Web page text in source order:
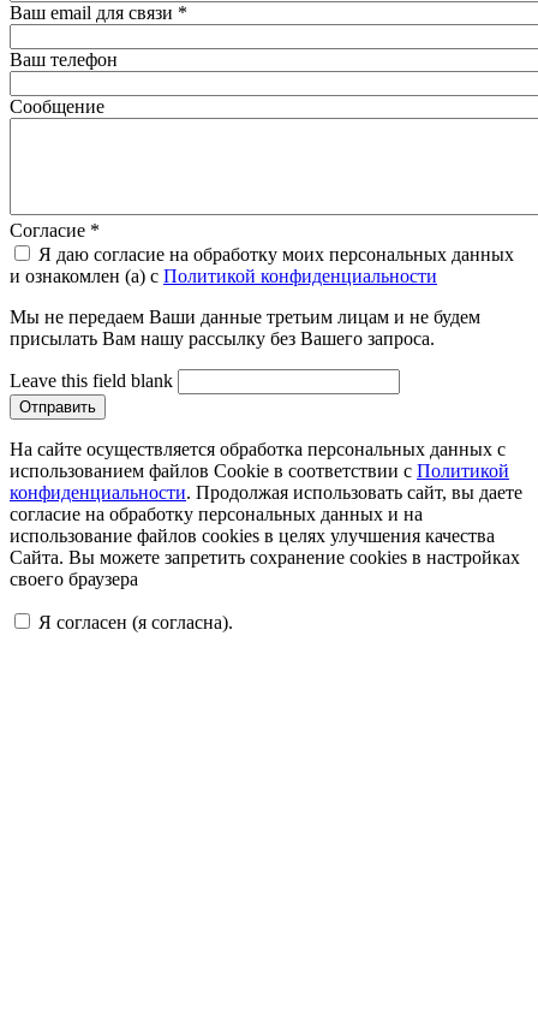
Ваш email для связи *
Ваш телефон
Сообщение
Согласие *
Я даю согласие на обработку моих персональных данных
и ознакомлен (а) с Политикой конфиденциальности
Мы не передаем Ваши данные третьим лицам и не будем
присылать Вам нашу рассылку без Вашего запроса.
Leave this field blank
На сайте осуществляется обработка персональных данных с
использованием файлов Cookie в соответствии с Политикой
конфиденциальности. Продолжая использовать сайт, вы даете
согласие на обработку персональных данных и на
использование файлов cookies в целях улучшения качества
Сайта. Вы можете запретить сохранение cookies в настройках
своего браузера
Я согласен (я согласна).